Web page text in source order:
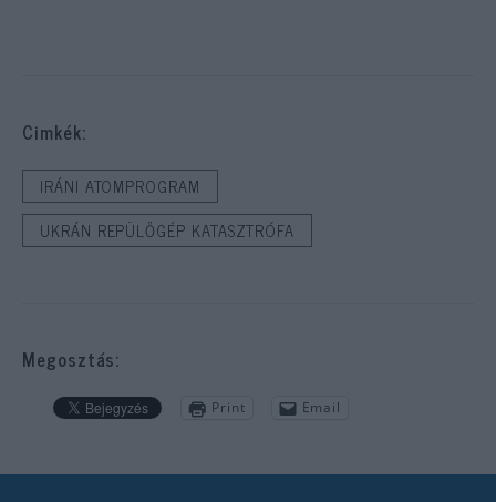
Cimkék:
IRÁNI ATOMPROGRAM
UKRÁN REPÜLŐGÉP KATASZTRÓFA
Megosztás:
Print Email